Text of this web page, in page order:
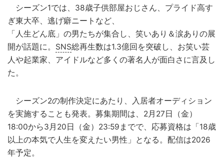
シーズン1では、38歳子供部屋おじさん、プライド高す
ぎ東大卒、逃げ癖ニートなど、
「人生どん底」の男たちが集合し、笑いあり＆涙ありの展
開が話題に。 SNS総再生数は1.3億回を突破し、お笑い芸
人や起業家、アイドルなど多くの著名人が面白さに言及し
た。
シーズン2の制作決定にあたり、入居者オーディション
を実施することも発表。募集期間は、2月27日（金）
18:00から3月20日（金）23:59までで、応募資格は「18歳
以上の本気で人生を変えたい男性」となる。配信は2026
年予定。